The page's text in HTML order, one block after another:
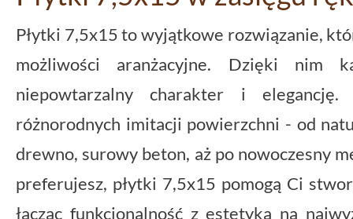
Płytki 7,5x15 to wyjątkowe rozwiązanie,
możliwości aranżacyjne. Dzięki nim
niepowtarzalny charakter i elegancję.
różnorodnych imitacji powierzchni - od
drewno, surowy beton, aż po nowoczesny
preferujesz, płytki 7,5x15 pomogą Ci
łącząc funkcjonalność z estetyką na